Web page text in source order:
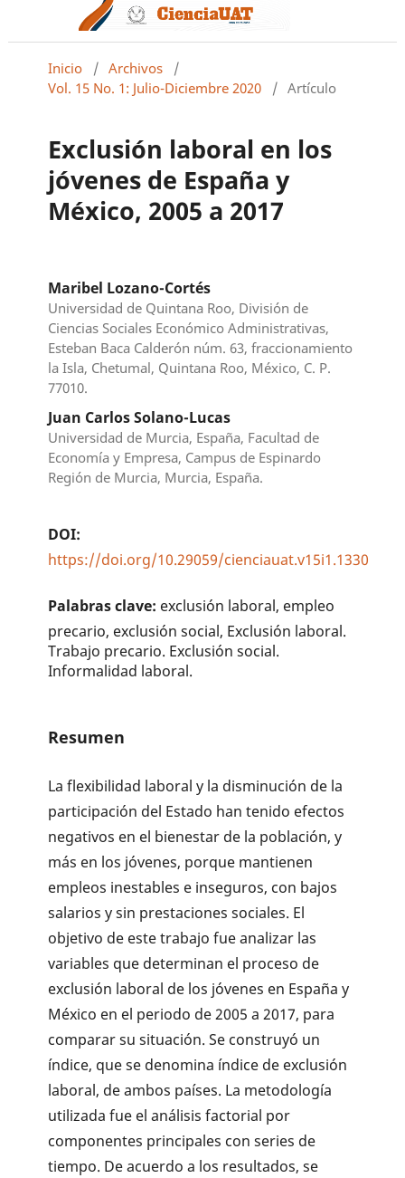
Inicio / Archivos
/
Vol. 15 No. 1: Julio-Diciembre 2020
/ Artículo
Exclusión laboral en los
jóvenes de España y
México, 2005 a 2017
Maribel Lozano-Cortés
Universidad de Quintana Roo, División de
Ciencias Sociales Económico Administrativas,
Esteban Baca Calderón núm. 63, fraccionamiento
la Isla, Chetumal, Quintana Roo, México, C. P.
77010.
Juan Carlos Solano-Lucas
Universidad de Murcia, España, Facultad de
Economía y Empresa, Campus de Espinardo
Región de Murcia, Murcia, España.
DOI:
https://doi.org/10.29059/cienciauat.v15i1.1330
Palabras clave: exclusión laboral, empleo
precario, exclusión social, Exclusión laboral.
Trabajo precario. Exclusión social.
Informalidad laboral.
Resumen
La flexibilidad laboral y la disminución de la
participación del Estado han tenido efectos
negativos en el bienestar de la población, y
más en los jóvenes, porque mantienen
empleos inestables e inseguros, con bajos
salarios y sin prestaciones sociales. El
objetivo de este trabajo fue analizar las
variables que determinan el proceso de
exclusión laboral de los jóvenes en España y
México en el periodo de 2005 a 2017, para
comparar su situación. Se construyó un
índice, que se denomina índice de exclusión
laboral, de ambos países. La metodología
utilizada fue el análisis factorial por
componentes principales con series de
tiempo. De acuerdo a los resultados, se